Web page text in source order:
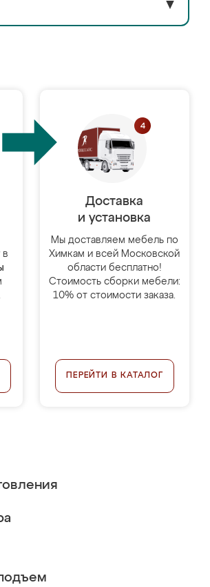
▼
в
Доставка
и установка
Мы доставляем мебель по
Химкам и всей Московской
области бесплатно!
Стоимость сборки мебели:
10% от стоимости заказа.
ПЕРЕЙТИ В КАТАЛОГ